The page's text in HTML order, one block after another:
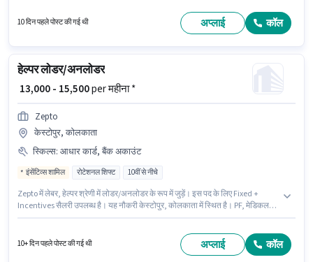
आधार कार्ड, बैंक अकाउंट का होना अनिवार्य है।
10 दिन पहले पोस्ट की गई थी अप्लाई कॉल
हेल्पर लोडर/अनलोडर
₹ 13,000 - 15,500per महीना *
Zepto
केस्टोपुर, कोलकाता
स्किल्स: आधार कार्ड, बैंक अकाउंट
इंसेंटिव्स शामिल रोटेशनल शिफ्ट 10वीं से नीचे
Zepto में लेबर, हेल्पर श्रेणी में लोडर/अनलोडर के रूप में जुड़ें। इस पद के लिए Fixed +
Incentives सैलरी उपलब्ध है। यह नौकरी केस्टोपुर, कोलकाता में स्थित है। PF, मेडिकल
महत्वपूर्ण दस्तावेज़ आधार कार्ड, बैंक अकाउंट आवश्यक हैं।
10+ दिन पहले पोस्ट की गई थी अप्लाई कॉल